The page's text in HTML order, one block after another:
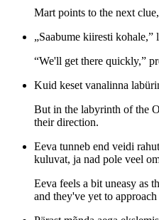
Mart points to the next
„Saabume kiiresti kohale,”
“We'll get there quickly,”
Kuid keset vanalinna
But in the labyrinth of the
their direction.
Eeva tunneb end veidi
kuluvat, ja nad pole veel
Eeva feels a bit uneasy as
and they've yet to